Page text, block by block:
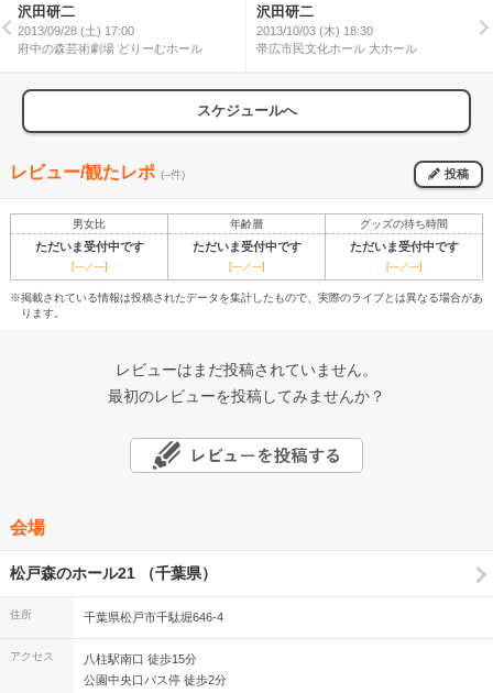
沢田研二
2013/09/28 (土) 17:00
府中の森芸術劇場 どりーむホール
沢田研二
2013/10/03 (木) 18:30
帯広市民文化ホール 大ホール
スケジュールへ
レビュー/観たレポ (--件) 投稿
男女比 年齢層 グッズの待ち時間
ただいま受付中です ただいま受付中です ただいま受付中です
[---／---] [---／---] [---／---]
※掲載されている情報は投稿されたデータを集計したもので、実際のライブとは異なる場合があ
ります。
レビューはまだ投稿されていません。
最初のレビューを投稿してみませんか？
会場
松戸森のホール21 （千葉県）
住所 千葉県松戸市千駄堀646-4
アクセス
八柱駅南口 徒歩15分
公園中央口バス停 徒歩2分